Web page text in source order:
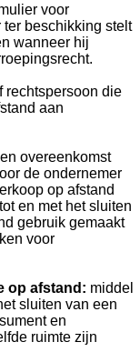
voor
beschikking stelt
wanneer hij
rechtspersoon die
aan
overeenkomst
de ondernemer
op afstand
en met het sluiten
gebruik gemaakt
voor
op afstand: middel
sluiten van een
en
ruimte zijn